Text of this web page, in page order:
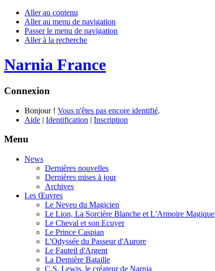
Aller au contenu
Aller au menu de navigation
Passer le menu de navigation
Aller à la recherche
Narnia France
Connexion
Bonjour ! Vous n'êtes pas encore identifié.
Aide | Identification | Inscription
Menu
News
Dernières nouvelles
Dernières mises à jour
Archives
Les Œuvres
Le Neveu du Magicien
Le Lion, La Sorcière Blanche et L'Armoire Magique
Le Cheval et son Ecuyer
Le Prince Caspian
L'Odyssée du Passeur d'Aurore
Le Fauteil d'Argent
La Dernière Bataille
C.S. Lewis, le créateur de Narnia